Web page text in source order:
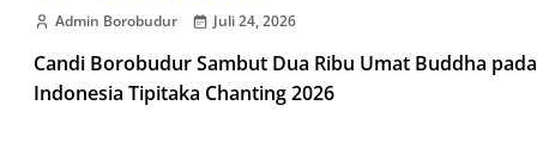
Admin Borobudur Juli 24, 2026
Candi Borobudur Sambut Dua Ribu Umat Buddha pada
Indonesia Tipitaka Chanting 2026